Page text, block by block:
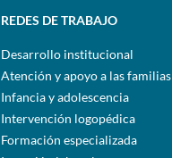
REDES DE TRABAJO
Desarrollo institucional
Atención y apoyo a las familias
Infancia y adolescencia
Intervención logopédica
Formación especializada